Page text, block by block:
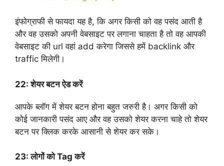
इंफोग्राफी से फायदा यह है, कि अगर किसी को वह पसंद आती है
और वह उसको अपनी वेबसाइट पर लगाना चाहता है तो वह आपकी
वेबसाइट की url वहां add करेगा जिससे हमें backlink और
traffic मिलेगी।
22: शेयर बटन ऐड करें
आपके ब्लॉग में शेयर बटन होना बहुत जरुरी है। अगर किसी को
कोई जानकारी पसंद आए और वह उसको शेयर करना चाहे तो शेयर
बटन पर क्लिक करके आसानी से शेयर कर सके।
23: लोगों को Tag करें